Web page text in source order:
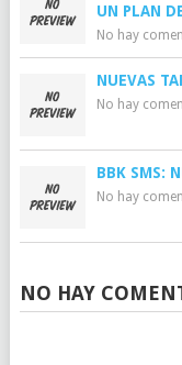
UN PLAN
No hay
NUEVAS
No hay
BBK SMS:
No hay
NO HAY